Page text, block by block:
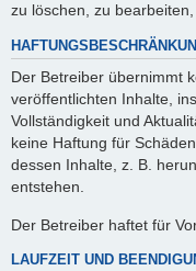
zu löschen, zu
Der Betreiber übernimmt
veröffentlichten Inhalte,
Vollständigkeit und
keine Haftung für
dessen Inhalte, z. B.
entstehen.
Der Betreiber haftet für
LAUFZEIT UND